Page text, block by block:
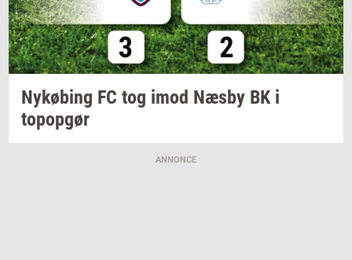
Ny­kø­bing FC tog imod Næsby BK i
topop­gør
ANNONCE